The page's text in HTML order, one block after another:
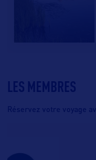
LES MEMBRES
Réservez votre voyage